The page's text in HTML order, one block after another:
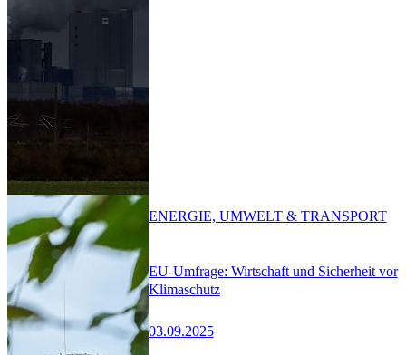
EU-Umfrage: Wirtschaft und Sicherheit vor
Klimaschutz
03.09.2025
ENERGIE, UMWELT & TRANSPORT